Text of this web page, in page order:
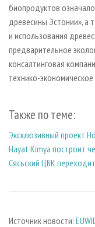
биопродуктов
древесины Эстонии», а
и использования
предварительное
консалтинговая
технико-
Также по теме:
Эксклюзивный проект
Hayat Kimya построит
Сясьский ЦБК
Источник новости: